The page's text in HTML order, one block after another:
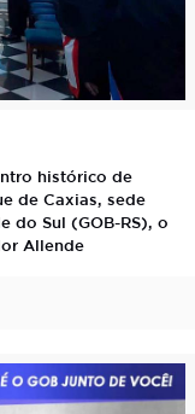
histórico de
de Caxias, sede
do Sul (GOB-RS), o
Allende